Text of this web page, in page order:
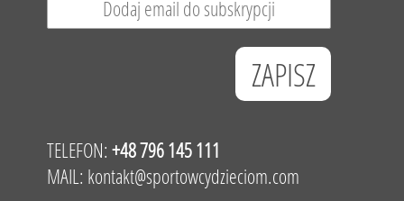
TELEFON: +48 796 145 111
MAIL: kontakt@sportowcydzieciom.com